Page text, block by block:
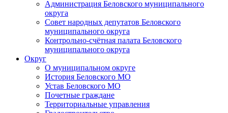
Администрация Беловского муниципального
округа
Совет народных депутатов Беловского
муниципального округа
Контрольно-счётная палата Беловского
муниципального округа
Округ
О муниципальном округе
История Беловского МО
Устав Беловского МО
Почетные граждане
Территориальные управления